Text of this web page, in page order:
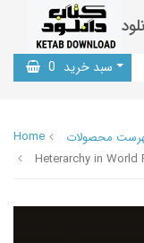
سبد خرید 0
Home
محصولات
Heterarchy in